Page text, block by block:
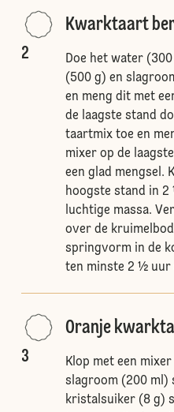
2
Kwarktaart
Doe het water
(500 g) en
en meng dit met
de laagste stand
taartmix toe en
mixer op de
een glad mengsel.
hoogste stand in
luchtige massa.
over de
springvorm in de
ten minste 2 ½ uur
3
Oranje
Klop met een
slagroom (200 ml)
kristalsuiker (8 g)